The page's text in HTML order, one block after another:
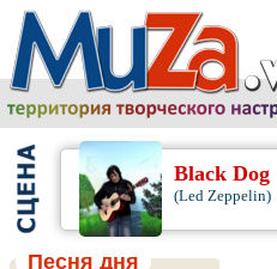
Black Dog
(Led Zeppelin)
Песня дня